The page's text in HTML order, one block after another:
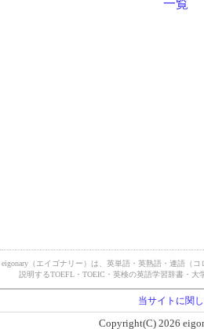
一覧
eigonary（エイゴナリー）は、英単語・英熟語・連語（
説明するTOEFL・TOEIC・英検の英語学習辞書・大
当サイトに関
Copyright(C) 2026